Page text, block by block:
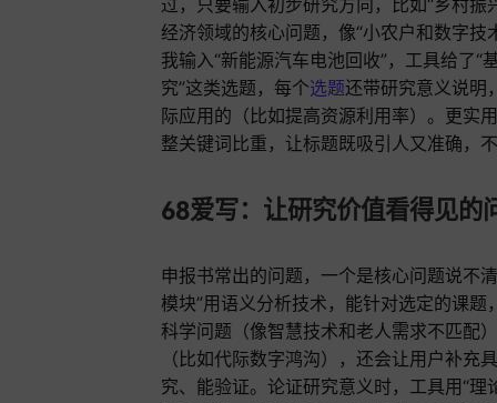
过，只要输入初步研究方向，比如“乡村
经济领域的核心问题，像“小农户和数字
我输入“新能源汽车电池回收”，工具给了
究”这类选题，每个选题还带研究意义说明
际应用的（比如提高资源利用率）。更实
整关键词比重，让标题既吸引人又准确，
68爱写：让研究价值看得见的
申报书常出的问题，一个是核心问题说不
模块”用语义分析技术，能针对选定的课
科学问题（像智慧技术和老人需求不匹配
（比如代际数字鸿沟），还会让用户补
究、能验证。论证研究意义时，工具用“